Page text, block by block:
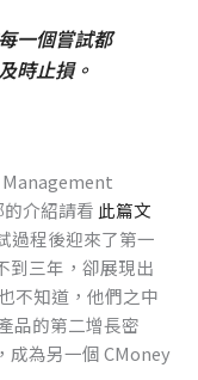
一個嘗試都
時止損。
Management
介紹請看 此篇文
過程後迎來了第一
到三年，卻展現出
不知道，他們之中
品的第二增長密
成為另一個 CMoney